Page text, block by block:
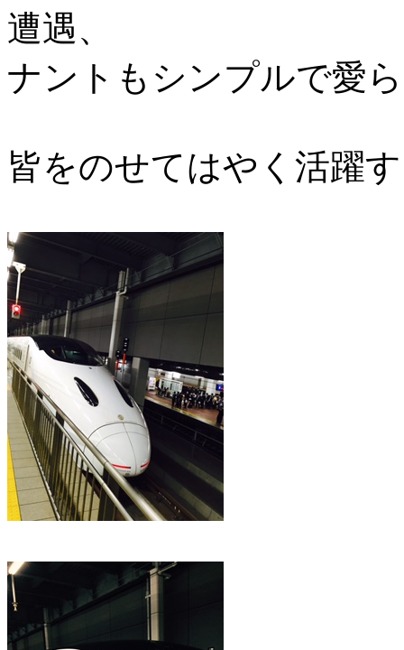
遭遇、
ナントもシンプルで愛
皆をのせてはやく活躍